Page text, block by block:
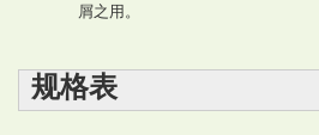
屑之用。
规格表